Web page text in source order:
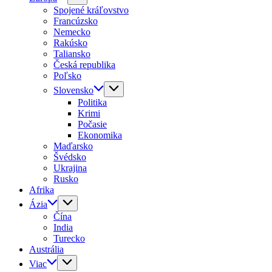
Spojené kráľovstvo
Francúzsko
Nemecko
Rakúsko
Taliansko
Česká republika
Poľsko
Slovensko
Politika
Krimi
Počasie
Ekonomika
Maďarsko
Švédsko
Ukrajina
Rusko
Afrika
Ázia
Čína
India
Turecko
Austrália
Viac